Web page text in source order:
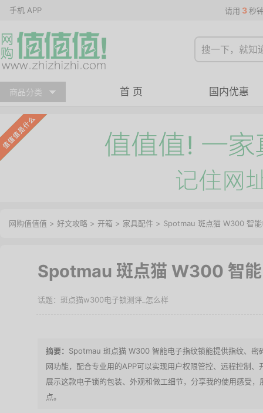
手机 APP 请用 3 秒
商品分类 首 页 国内优惠
网购值值值 > 好文攻略 > 开箱 > 家具配件 > Spotmau 斑点猫 W300 智
Spotmau 斑点猫 W300 智
斑点猫w300电子锁测评_怎么样
Spotmau 斑点猫 W300 智能电子指纹锁能提供指纹、密
网功能，配合专业用的APP可以实现用户权限管控、远程控制
展示这款电子锁的包装、外观和做工细节，分享我的使用感受
点。